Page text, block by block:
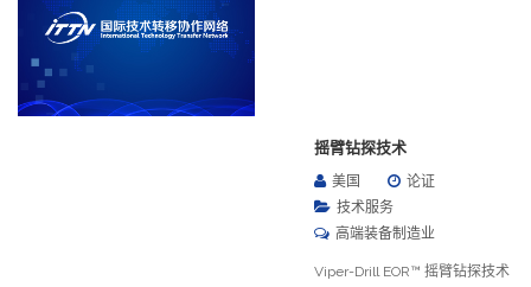
摇臂钻探技术
美国
论证
技术服务
高端装备制造业
Viper-Drill EOR™ 摇臂钻探技术